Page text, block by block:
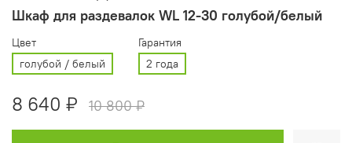
Шкаф для раздевалок WL 12-30 голубой/белый
Цвет
голубой / белый
Гарантия
2 года
8 640 ₽ 10 800 ₽